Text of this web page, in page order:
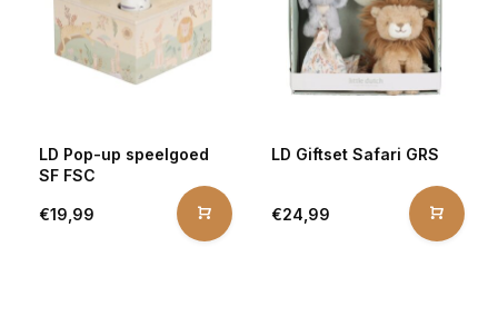
LD Pop-up speelgoed
SF FSC
€19,99
LD Giftset Safari GRS
€24,99